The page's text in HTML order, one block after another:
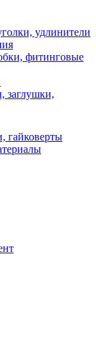
удлинители
фитинговые
заглушки,
гайковерты